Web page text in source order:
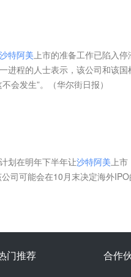
沙特阿美上市的准备工作已陷入
进程的人士表示，该公司和该
会发生”。（华尔街日报）
划在明年下半年让沙特阿美上市
司可能会在10月末决定海外IPO
门推荐 合作